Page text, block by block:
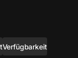
Verfügbarkeit